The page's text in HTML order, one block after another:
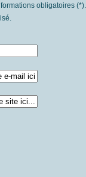
obligatoires (*).